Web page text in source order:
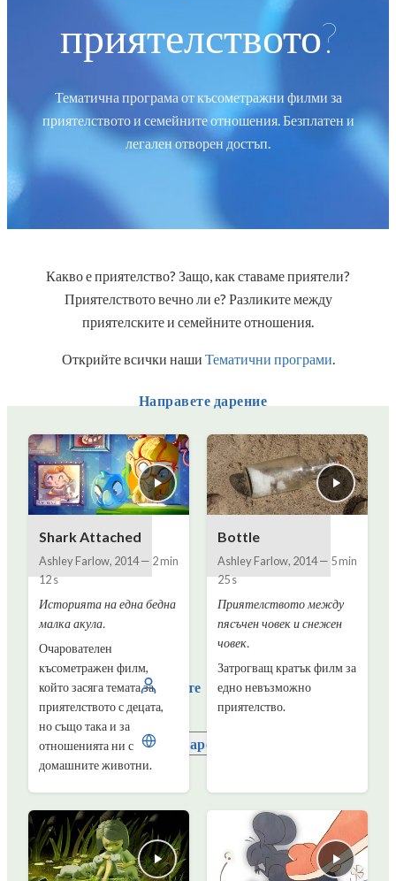
Направете дарение
влезте
Български
приятелството?
Тематична програма от късометражни филми за
приятелството и семейните отношения. Безплатен и
легален отворен достъп.
Какво е приятелство? Защо, как ставаме приятели?
Приятелството вечно ли е? Разликите между
приятелските и семейните отношения.
Открийте всички наши Тематични програми.
Shark Attached
Ashley Farlow, 2014— 2 min
12 s
Историята на една бедна
малка акула.
Очарователен
късометражен филм,
който засяга темата за
приятелството с децата,
но също така и за
отношенията ни с
домашните животни.
Bottle
Ashley Farlow, 2014— 5 min
25 s
Приятелството между
пясъчен човек и снежен
човек.
Затрогващ кратък филм за
едно невъзможно
приятелство.